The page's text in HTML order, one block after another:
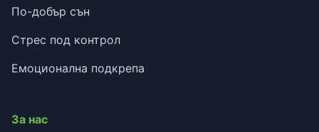
По-добър сън
Стрес под контрол
Емоционална подкрепа
За нас